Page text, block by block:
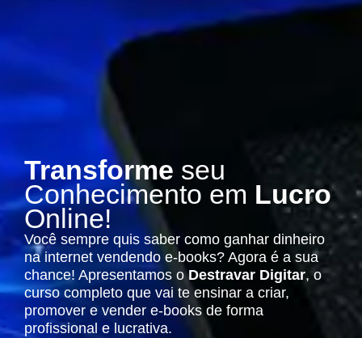
Transforme seu
Conhecimento em Lucro
Online!
Você sempre quis saber como ganhar dinheiro
na internet vendendo e-books? Agora é a sua
chance! Apresentamos oDestravar Digitar, o
curso completo que vai te ensinar a criar,
promover e vender e-books de forma
profissional e lucrativa.